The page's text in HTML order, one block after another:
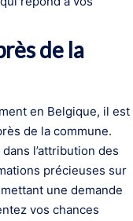
de la
en Belgique, il est
de la commune.
l’attribution des
précieuses sur
une demande
vos chances